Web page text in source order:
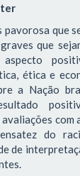
pavorosa que
que
ética e
a Nação
com
do
de